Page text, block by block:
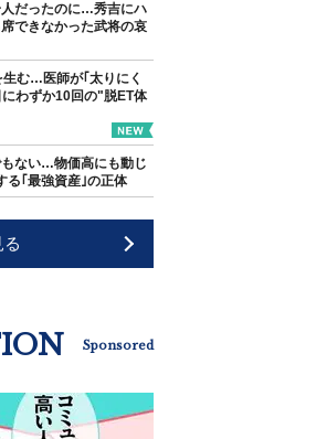
だったのに…秀吉にハ
できなかった武将の哀
む…医師が｢太りにく
わずか10回の"脱ET体
もない…物価高にも動じ
る｢最強資産｣の正体
る
Sponsored